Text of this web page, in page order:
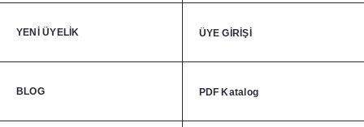
YENİ ÜYELİK ÜYE GİRİŞİ
BLOG PDF Katalog